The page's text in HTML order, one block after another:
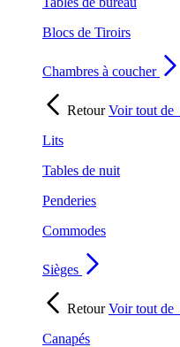
Blocs de Tiroirs
Chambres à coucher
RetourVoir tout de
Lits
Tables de nuit
Penderies
Commodes
Sièges
RetourVoir tout de
Canapés